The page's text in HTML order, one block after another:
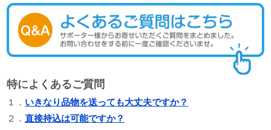
特によくあるご質問
１．いきなり品物を送っても大丈夫ですか？
２．直接持込は可能ですか？